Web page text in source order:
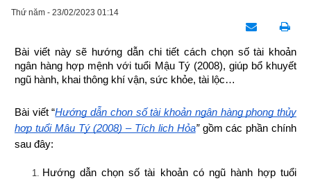
Thứ năm - 23/02/2023 01:14
Bài viết này sẽ hướng dẫn chi tiết cách chọn số tài khoản
ngân hàng hợp mệnh với tuổi Mậu Tý (2008), giúp bổ khuyết
ngũ hành, khai thông khí vận, sức khỏe, tài lộc…
Bài viết “Hướng dẫn chọn số tài khoản ngân hàng phong thủy
hợp tuổi Mậu Tý (2008) – Tích lịch Hỏa” gồm các phần chính
sau đây:
Hướng dẫn chọn số tài khoản có ngũ hành hợp tuổi